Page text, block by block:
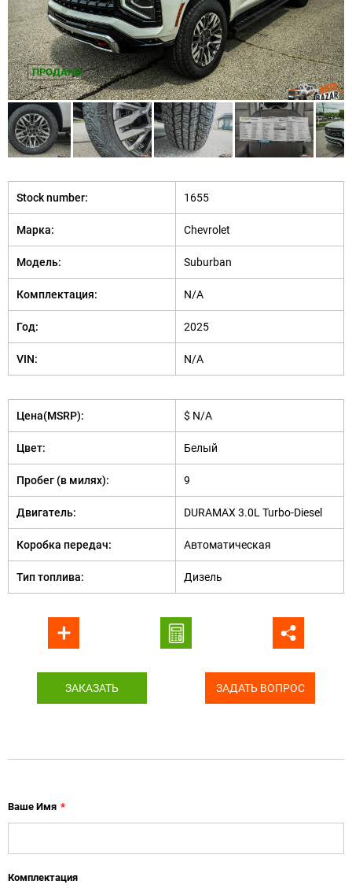
ПРОДАНО
Stock number: 1655
Марка: Chevrolet
Модель: Suburban
Комплектация: N/A
Год: 2025
VIN: N/A
Цена(MSRP): $ N/A
Цвет: Белый
Пробег (в милях): 9
Двигатель: DURAMAX 3.0L Turbo-Diesel
Коробка передач: Автоматическая
Тип топлива: Дизель
ЗАКАЗАТЬ ЗАДАТЬ ВОПРОС
Ваше Имя *
Комплектация